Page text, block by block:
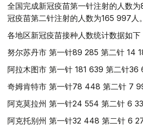
全国完成新冠疫苗第一针注射的人数
冠疫苗第二针注射的人数为165 997人。
各地区新冠疫苗接种人数统计数据如下
努尔苏丹市 第一针89 285 第二针 14
阿拉木图市 第一针 181 639 第二针36
奇姆肯特市 第一针78 448 第二针 7
阿克莫拉州 第一针24 554 第二针 6
阿克托别州 第一针32 448 第二针 6